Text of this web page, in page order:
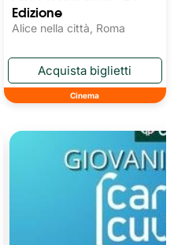
Edizione
Alice nella città, Roma
Cinema